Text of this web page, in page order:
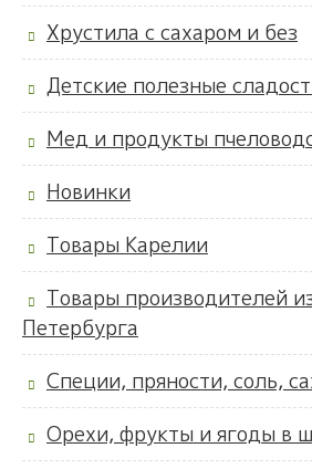
Хрустила с сахаром и без
Детские полезные
Мед и продукты
Новинки
Товары Карелии
Товары производителей
Петербурга
Специи, пряности, соль,
Орехи, фрукты и ягоды в